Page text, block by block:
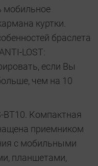
мобильное
куртки.
браслета
LOST:
если Вы
чем на 10
BT10. Компактная
приемником
с мобильными
планшетами,